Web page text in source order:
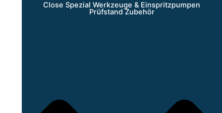
Close Spezial Werkzeuge & Einspritzpumpen
Prüfstand Zubehör